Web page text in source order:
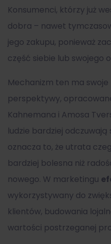
Konsumenci, którzy już
dobra – nawet
jego zakupu, ponieważ
część siebie lub swojego
Mechanizm ten ma
perspektywy,
Kahnemana i Amosa
ludzie bardziej
oznacza to, że utrata
bardziej bolesna niż
nowego. W marketingu
wykorzystywany do
klientów, budowania
wartości postrzeganej